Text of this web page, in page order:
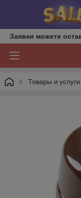
Заявки можете
Товары и услуги